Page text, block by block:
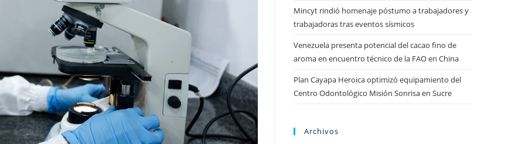
Mincyt rindió homenaje póstumo a trabajadores y
trabajadoras tras eventos sísmicos
Venezuela presenta potencial del cacao fino de
aroma en encuentro técnico de la FAO en China
Plan Cayapa Heroica optimizó equipamiento del
Centro Odontológico Misión Sonrisa en Sucre
Archivos